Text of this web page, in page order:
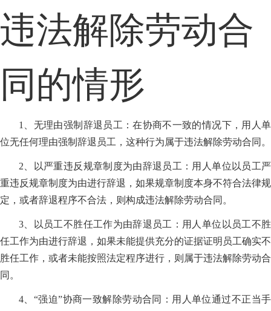
违法解除劳动合
同的情形
1、无理由强制辞退员工：在协商不一致的情况下，用人单
位无任何理由强制辞退员工，这种行为属于违法解除劳动合同。
2、以严重违反规章制度为由辞退员工：用人单位以员工严
重违反规章制度为由进行辞退，如果规章制度本身不符合法律规
定，或者辞退程序不合法，则构成违法解除劳动合同。
3、以员工不胜任工作为由辞退员工：用人单位以员工不胜
任工作为由进行辞退，如果未能提供充分的证据证明员工确实不
胜任工作，或者未能按照法定程序进行，则属于违法解除劳动合
同。
4、“强迫”协商一致解除劳动合同：用人单位通过不正当手